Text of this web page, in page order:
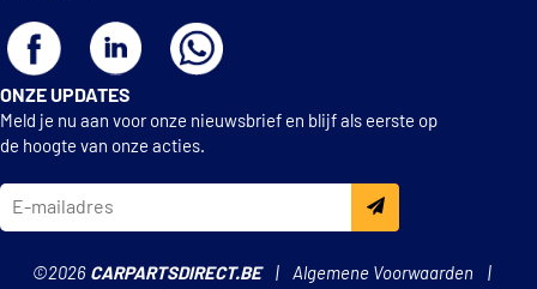
ONZE UPDATES
Meld je nu aan voor onze nieuwsbrief en blijf als eerste op
de hoogte van onze acties.
©2026 CARPARTSDIRECT.BE Algemene Voorwaarden